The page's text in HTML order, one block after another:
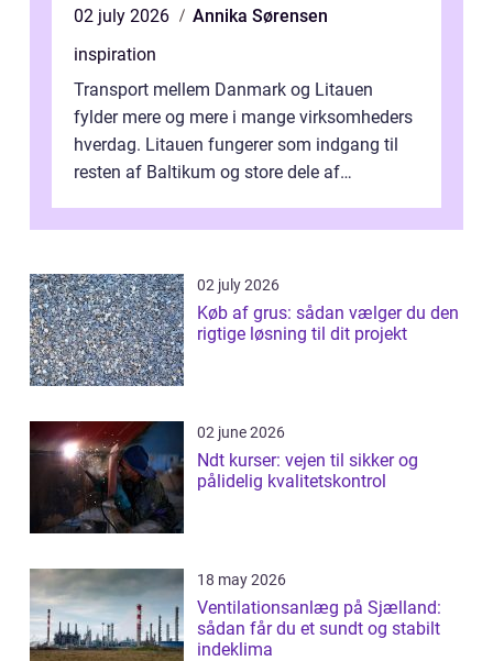
02 july 2026
Annika Sørensen
inspiration
Transport mellem Danmark og Litauen
fylder mere og mere i mange virksomheders
hverdag. Litauen fungerer som indgang til
resten af Baltikum og store dele af
02 july 2026
Køb af grus: sådan vælger du den
rigtige løsning til dit projekt
02 june 2026
Ndt kurser: vejen til sikker og
pålidelig kvalitetskontrol
18 may 2026
Ventilationsanlæg på Sjælland:
sådan får du et sundt og stabilt
indeklima